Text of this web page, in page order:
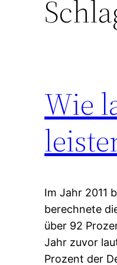
Wie
Im Jahr 2011
berechnete
über 92
Jahr zuvor
Prozent der